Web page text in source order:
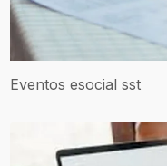
Eventos esocial sst